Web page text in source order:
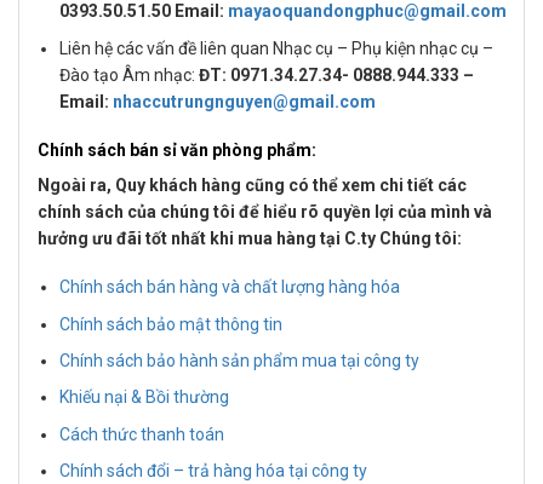
0393.50.51.50 Email: mayaoquandongphuc@gmail.com
Liên hệ các vấn đề liên quan Nhạc cụ – Phụ kiện nhạc cụ –
Đào tạo Âm nhạc:ĐT: 0971.34.27.34- 0888.944.333 –
Email: nhaccutrungnguyen@gmail.com
Chính sách bán sỉ văn phòng phẩm:
Ngoài ra, Quy khách hàng cũng có thể xem chi tiết các
chính sách của chúng tôi để hiểu rõ quyền lợi của mình và
hưởng ưu đãi tốt nhất khi mua hàng tại C.ty Chúng tôi:
Chính sách bán hàng và chất lượng hàng hóa
Chính sách bảo mật thông tin
Chính sách bảo hành sản phẩm mua tại công ty
Khiếu nại & Bồi thường
Cách thức thanh toán
Chính sách đổi – trả hàng hóa tại công ty